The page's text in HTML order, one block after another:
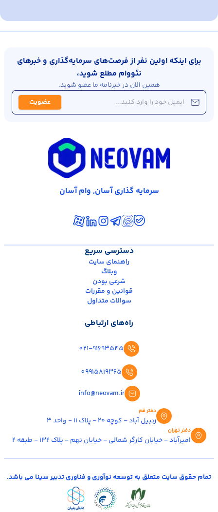
برای اینکه اولین نفر از فرصت‌های سرمایه‌گذاری و خبرهای
نئووام مطلع شوید،
همین الان در خبرنامه ما عضو شوید.
عضویت
سرمایه گذاری آسان, وام آسان
دسترسی سریع
راهنمای سایت
وبلاگ
شرعی بودن
قوانین و مقررات
سوالات متداول
راه‌های ارتباطی
021-91693545
09915819365
info@neovam.ir
دفتر قم
زنبیل آباد - کوچه ۲۰ - پلاک ۱۱ - واحد ۳
دفتر تهران
امیرآباد - خیابان کارگر شمالی - خیابان نهم - پلاک ۱۳۲ - طبقه ۲
تمام حقوق سایت متعلق به توسعه نوآوری و فناوری تدبیر سینا می باشد.